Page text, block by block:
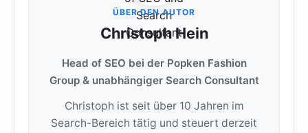
ÜBER DEN AUTOR
Christoph Hein
Head of SEO bei der Popken Fashion
Group & unabhängiger Search Consultant
Christoph ist seit über 10 Jahren im
Search-Bereich tätig und steuert derzeit